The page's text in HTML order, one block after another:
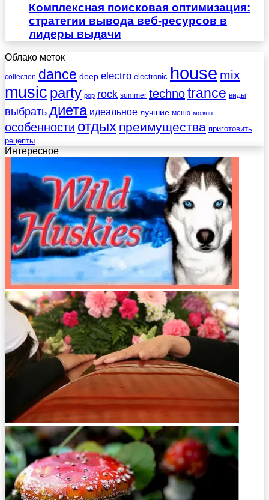
Комплексная поисковая оптимизация:
стратегии вывода веб-ресурсов в
лидеры выдачи
Облако меток
collection dance deep electro electronic house mix
music party pop rock summer technotrance виды
выбратьдиета идеальное лучшие меню можно
особенности отдых преимущества приготовить
рецепты
Интересное